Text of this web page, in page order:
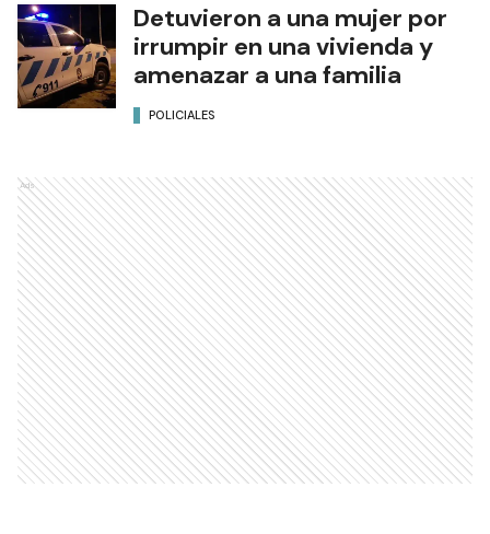
Detuvieron a una mujer por
irrumpir en una vivienda y
amenazar a una familia
POLICIALES
Ads